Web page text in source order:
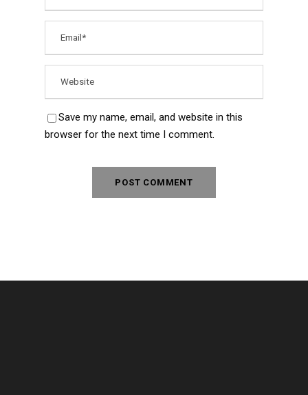
Save my name, email, and website in this
browser for the next time I comment.